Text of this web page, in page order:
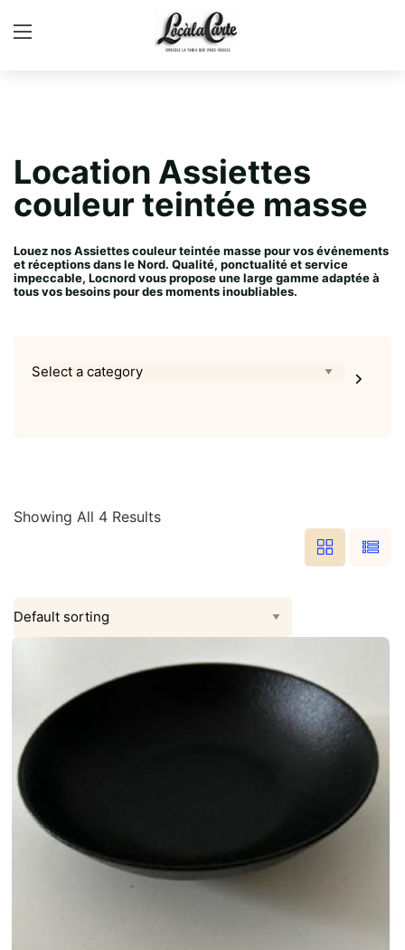
Location Assiettes
couleur teintée masse
Louez nos Assiettes couleur teintée masse pour vos événements
et réceptions dans le Nord. Qualité, ponctualité et service
impeccable, Locnord vous propose une large gamme adaptée à
tous vos besoins pour des moments inoubliables.
Select
Showing All 4 Results